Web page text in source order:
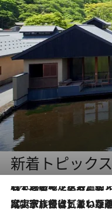
新着トピック
2026.8.7
【トンボの足水浴】ヒノキの香りに包まれて涼感マックス！約13℃の湧水かけ流しを避暑地「星野温泉 トンボの湯」で体験
2026.7.31
【ホテル帰省】という選択肢をOMOが提案。家族とほどよい距離を保つ